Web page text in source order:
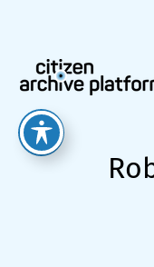
springen